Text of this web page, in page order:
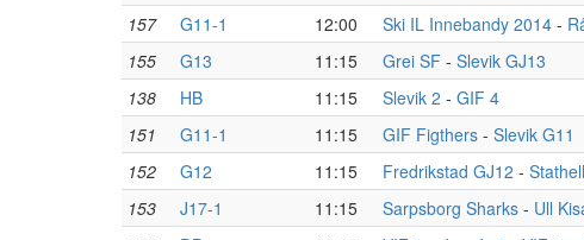
157
G11-1 12:00 Ski IL Innebandy 2014 -
155
G13 11:15 Grei SF - Slevik GJ13
138
HB 11:15 Slevik 2 - GIF 4
151
G11-1 11:15 GIF Figthers - Slevik G11
152
G12 11:15 Fredrikstad GJ12 -
153
J17-1 11:15 Sarpsborg Sharks - Ull